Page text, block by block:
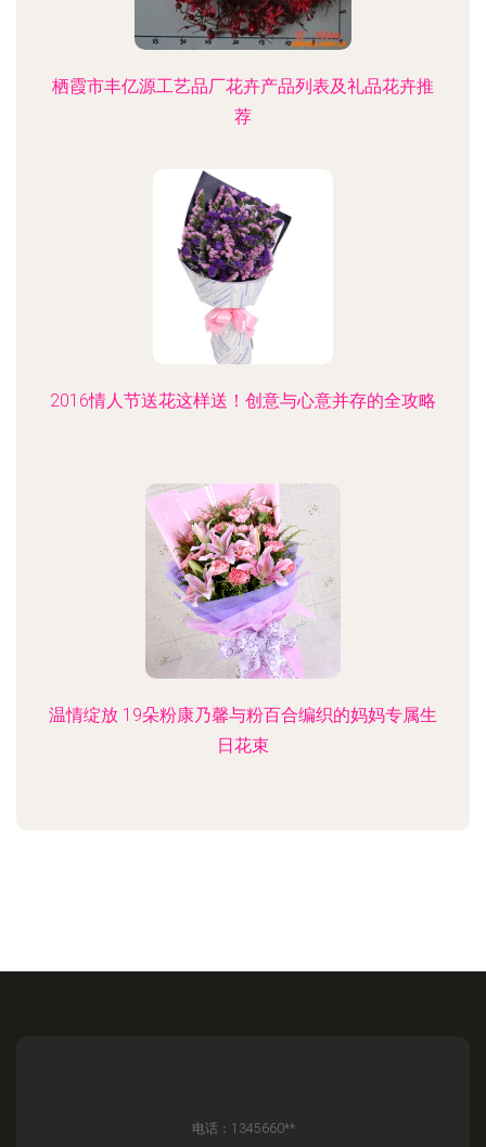
栖霞市丰亿源工艺品厂花卉产品列表及礼品花卉推
荐
2016情人节送花这样送！创意与心意并存的全攻略
温情绽放 19朵粉康乃馨与粉百合编织的妈妈专属生
日花束
电话：1345660**